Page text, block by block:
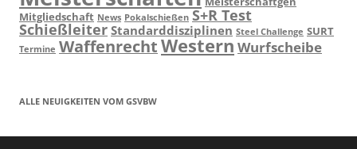
Mitgliedschaft News Pokalschießen S+R Test
Schießleiter Standarddisziplinen Steel Challenge SURT
Termine WaffenrechtWestern Wurfscheibe
ALLE NEUIGKEITEN VOM GSVBW
RSS Feed